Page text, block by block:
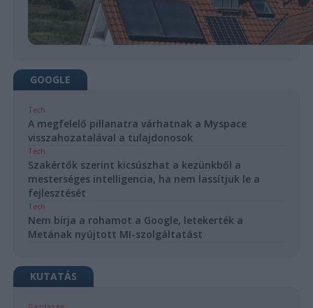
GOOGLE
Tech
A megfelelő pillanatra várhatnak a Myspace
visszahozatalával a tulajdonosok
Tech
Szakértők szerint kicsúszhat a kezünkből a
mesterséges intelligencia, ha nem lassítjuk le a
fejlesztését
Tech
Nem bírja a rohamot a Google, letekerték a
Metának nyújtott MI-szolgáltatást
KUTATÁS